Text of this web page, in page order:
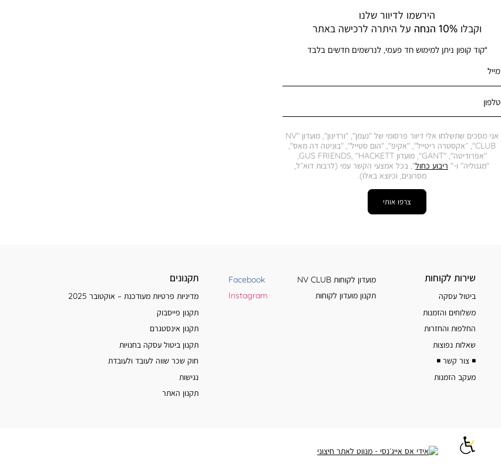
הירשמו לדיוור שלנו
וקבלו 10% הנחה על היתרה לרכישה באתר
*קוד קופון ניתן למימוש חד פעמי, לנרשמים חדשים בלבד
מייל
טלפון
אני מסכים שתשלחו אלי דיוור פרסומי של "נעמן", "ורדינון", מועדון "NV
CLUB", ״אקסטרה ריטייל", "אקיפ", "הום סטייל", "בוניטה דה מאס",
"מגנוליה" ו-" ריבוע כחול", בכל אמצעי הקשר עמי (לרבות דוא״ל,
מסרונים, וכיוצא באלו).
צרפו אותי
שירות
שירות לקוחות
ביטול עסקה
משלוחים והזמנות
החלפות והחזרות
שאלות נפוצות
◾️ צור קשר ◾️
מעקב הזמנות
מידע
נוסף
מועדון לקוחות NV CLUB
תקנון מועדון לקוחות
Facebook
Instagram
תקנונים
מדיניות פרטיות מעודכנת – אוקטובר 2025
תקנון פייסבוק
תקנון אינסטגרם
תקנון ביטול עסקה בחנויות
חוק שכר שווה לעובד ולעובדת
נגישות
תקנון האתר